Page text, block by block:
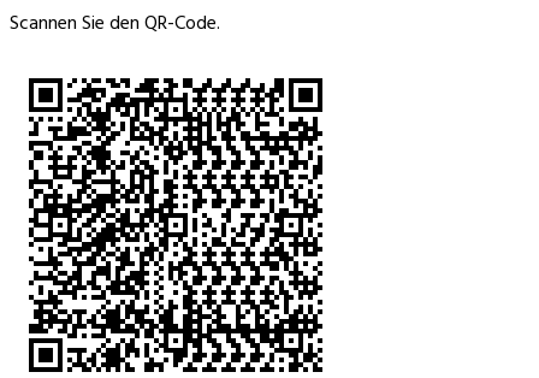
Scannen Sie den QR-Code.